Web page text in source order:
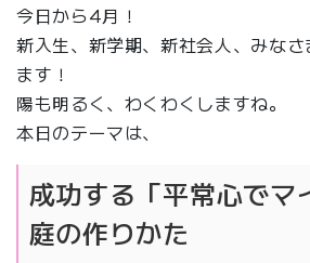
今日から4月！
新入生、新学期、新社会人、みな
ます！
陽も明るく、わくわくしますね。
本日のテーマは、
成功する「平常心でマ
庭の作りかた